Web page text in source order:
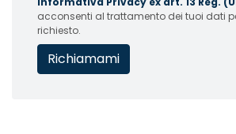
acconsenti al trattamento dei tuoi dati
richiesto.